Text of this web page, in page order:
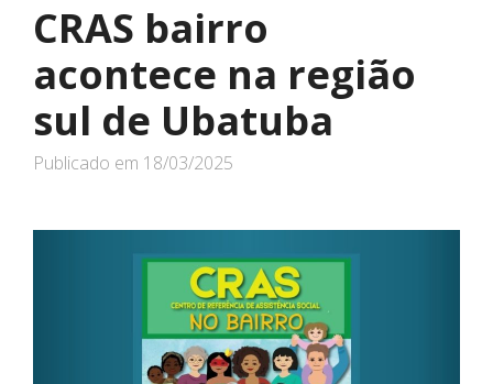
CRAS bairro
acontece na região
sul de Ubatuba
Publicado em 18/03/2025